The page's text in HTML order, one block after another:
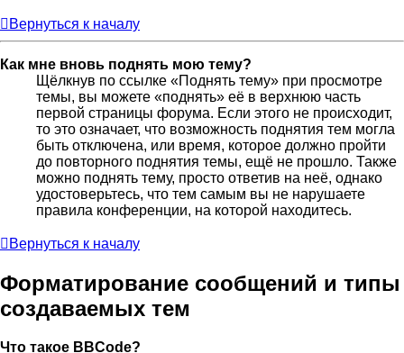
Вернуться к началу
Как мне вновь поднять мою тему?
Щёлкнув по ссылке «Поднять тему» при просмотре
темы, вы можете «поднять» её в верхнюю часть
первой страницы форума. Если этого не происходит,
то это означает, что возможность поднятия тем могла
быть отключена, или время, которое должно пройти
до повторного поднятия темы, ещё не прошло. Также
можно поднять тему, просто ответив на неё, однако
удостоверьтесь, что тем самым вы не нарушаете
правила конференции, на которой находитесь.
Вернуться к началу
Форматирование сообщений и типы
создаваемых тем
Что такое BBCode?